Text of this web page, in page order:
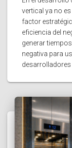
vertical ya no
factor
eficiencia del
generar
negativa para
desarrolladores